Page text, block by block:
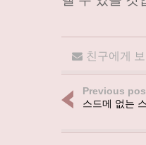
친구에게
Previous
스드메 없는